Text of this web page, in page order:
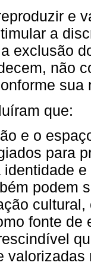
e
a
exclusão
não
sua
que:
e o
para
podem
fonte de